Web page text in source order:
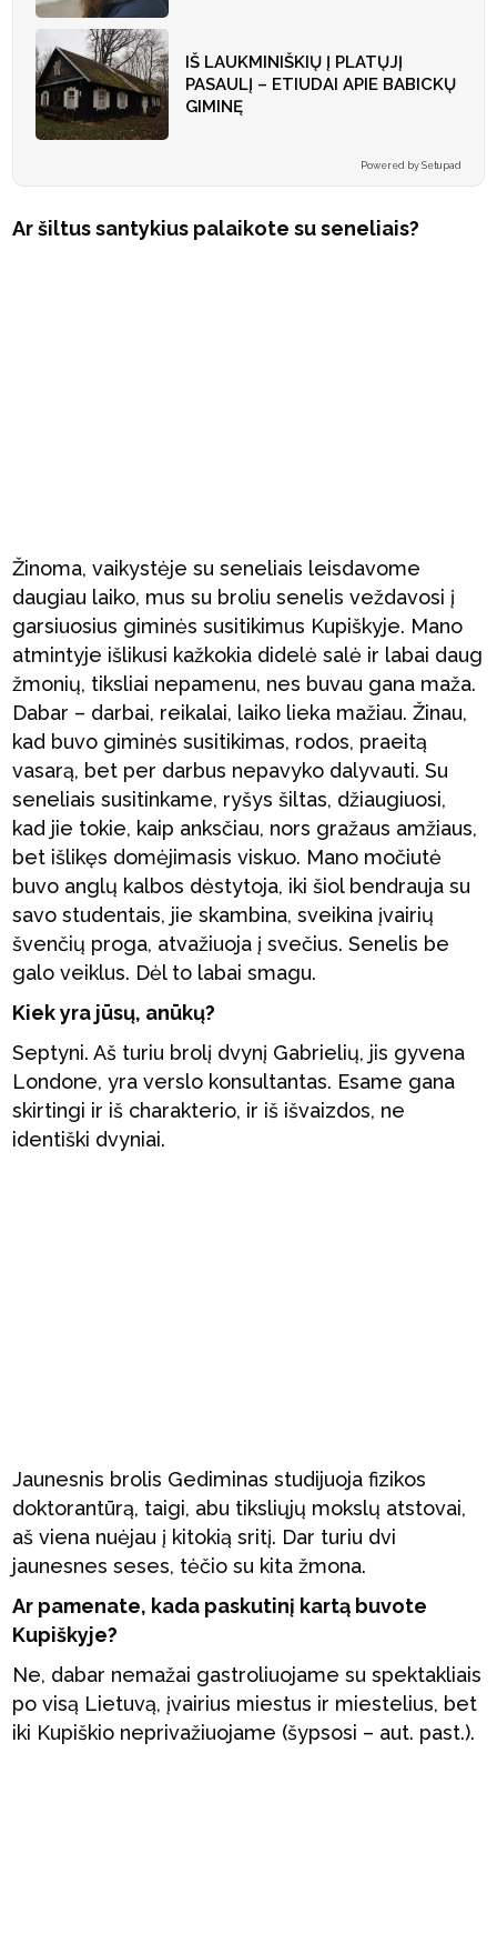
IŠ LAUKMINIŠKIŲ Į PLATŲJĮ
PASAULĮ – ETIUDAI APIE BABICKŲ
GIMINĘ
Powered by Setupad
Ar šiltus santykius palaikote su seneliais?
Žinoma, vaikystėje su seneliais leisdavome
daugiau laiko, mus su broliu senelis veždavosi į
garsiuosius giminės susitikimus Kupiškyje. Mano
atmintyje išlikusi kažkokia didelė salė ir labai daug
žmonių, tiksliai nepamenu, nes buvau gana maža.
Dabar – darbai, reikalai, laiko lieka mažiau. Žinau,
kad buvo giminės susitikimas, rodos, praeitą
vasarą, bet per darbus nepavyko dalyvauti. Su
seneliais susitinkame, ryšys šiltas, džiaugiuosi,
kad jie tokie, kaip anksčiau, nors gražaus amžiaus,
bet išlikęs domėjimasis viskuo. Mano močiutė
buvo anglų kalbos dėstytoja, iki šiol bendrauja su
savo studentais, jie skambina, sveikina įvairių
švenčių proga, atvažiuoja į svečius. Senelis be
galo veiklus. Dėl to labai smagu.
Kiek yra jūsų, anūkų?
Septyni. Aš turiu brolį dvynį Gabrielių, jis gyvena
Londone, yra verslo konsultantas. Esame gana
skirtingi ir iš charakterio, ir iš išvaizdos, ne
identiški dvyniai.
Jaunesnis brolis Gediminas studijuoja fizikos
doktorantūrą, taigi, abu tiksliųjų mokslų atstovai,
aš viena nuėjau į kitokią sritį. Dar turiu dvi
jaunesnes seses, tėčio su kita žmona.
Ar pamenate, kada paskutinį kartą buvote
Kupiškyje?
Ne, dabar nemažai gastroliuojame su spektakliais
po visą Lietuvą, įvairius miestus ir miestelius, bet
iki Kupiškio neprivažiuojame (šypsosi – aut. past.).